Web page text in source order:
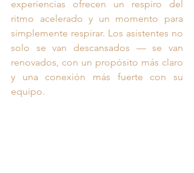
experiencias ofrecen un respiro del
ritmo acelerado y un momento para
simplemente respirar. Los asistentes no
solo se van descansados — se van
renovados, con un propósito más claro
y una conexión más fuerte con su
equipo.